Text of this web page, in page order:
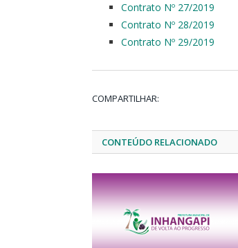
Contrato Nº 27/2019
Contrato Nº 28/2019
Contrato Nº 29/2019
COMPARTILHAR:
CONTEÚDO RELACIONADO